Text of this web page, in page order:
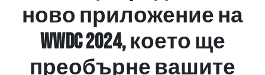
ново приложение на
WWDC 2024, което ще
преобърне вашите